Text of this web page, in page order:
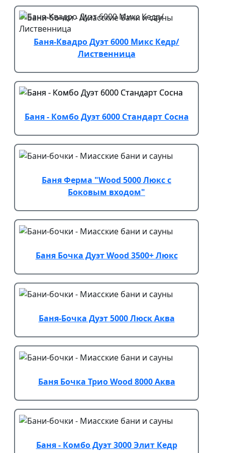
Баня-Квадро Дуэт 6000 Микс Кедр/
Лиственница
Баня - Комбо Дуэт 6000 Стандарт Сосна
Баня Ферма "Wood 5000 Люкс с
Боковым входом"
Баня Бочка Дуэт Wood 3500+ Люкс
Баня-Бочка Дуэт 5000 Люск Аква
Баня Бочка Трио Wood 8000 Аква
Баня - Комбо Дуэт 3000 Элит Кедр